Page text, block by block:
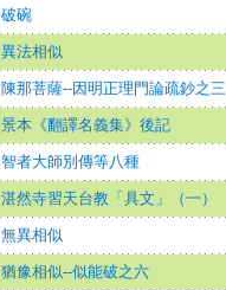
破碗
異法相似
陳那菩薩--因明正理門論疏鈔之三
景本《翻譯名義集》後記
智者大師別傳等八種
湛然寺習天台教「具文」（一）
無異相似
猶豫相似--似能破之六